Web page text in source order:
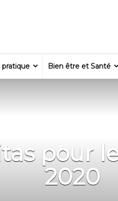
pratique Bien être et Santé
pour
2020